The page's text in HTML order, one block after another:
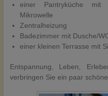
einer Pantryküche mit
Mikrowelle
Zentralheizung
Badezimmer mit Dusche/
einer kleinen Terrasse mit
Entspannung, Leben,
verbringen Sie ein paar